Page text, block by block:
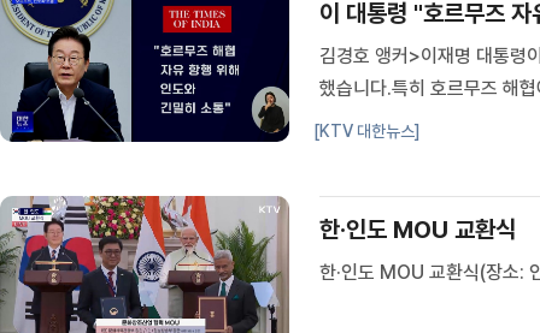
이 대통령 "호르무즈
김경호 앵커>이재명 대통령
했습니다.특히 호르무즈 해
고 강조했습니다.인도 뉴델
[KTV 대한뉴스]
한·인도 MOU 교환식
한·인도 MOU 교환식(장소: